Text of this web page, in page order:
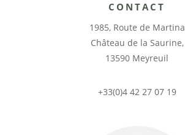
CONTACT
1985, Route de Martina
Château de la Saurine,
13590 Meyreuil
+33(0)4 42 27 07 19